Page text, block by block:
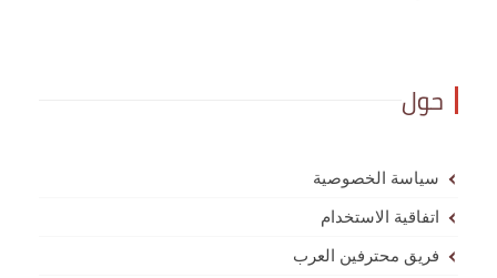
حول
سياسة الخصوصية
اتفاقية الاستخدام
فريق محترفين العرب